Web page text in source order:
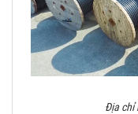
Địa chỉ